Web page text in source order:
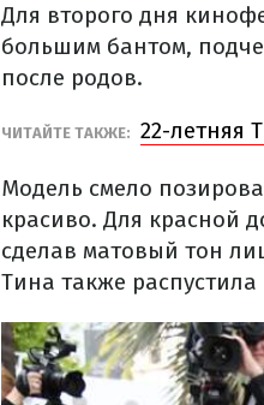
Для второго дня
большим бантом,
после родов.
ЧИТАЙТЕ ТАКЖЕ: 22-летняя
Модель смело
красиво. Для красной
сделав матовый тон
Тина также